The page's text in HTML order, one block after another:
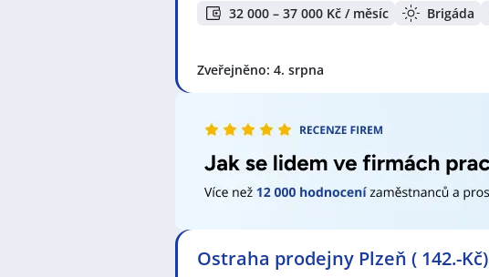
32 000 – 37 000 Kč / měsíc Brigáda
Zveřejněno: 4. srpna
Ostraha prodejny Plzeň ( 142.-Kč)